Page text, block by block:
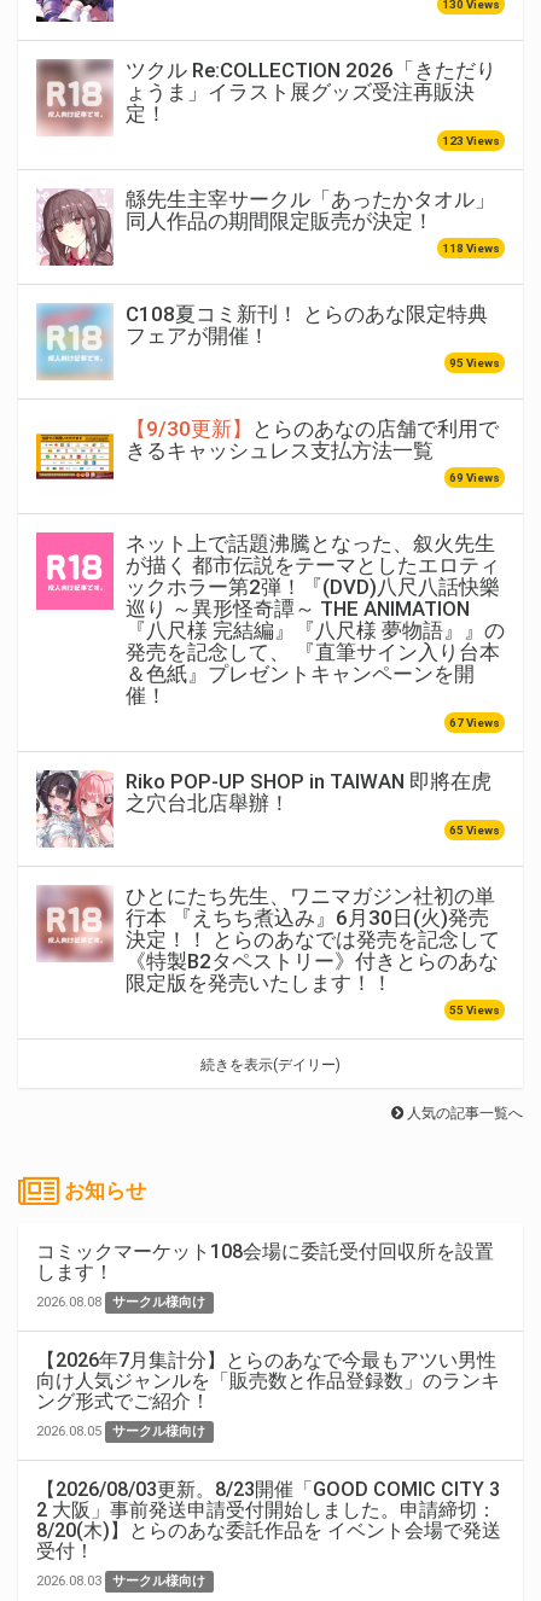
130 Views
ツクル Re:COLLECTION 2026「きただり
ょうま」イラスト展グッズ受注再販決
定！
123 Views
緜先生主宰サークル「あったかタオル」
同人作品の期間限定販売が決定！
118 Views
C108夏コミ新刊！ とらのあな限定特典
フェアが開催！
95 Views
【9/30更新】
とらのあなの店舗で利用で
きるキャッシュレス支払方法一覧
69 Views
ネット上で話題沸騰となった、叙火先生
が描く 都市伝説をテーマとしたエロティ
ックホラー第2弾！『(DVD)八尺八話快樂
巡り ～異形怪奇譚～ THE ANIMATION
『八尺様 完結編』『八尺様 夢物語』』の
発売を記念して、 『直筆サイン入り台本
＆色紙』プレゼントキャンペーンを開
催！
67 Views
Riko POP-UP SHOP in TAIWAN 即將在虎
之穴台北店舉辦！
65 Views
ひとにたち先生、ワニマガジン社初の単
行本 『えちち煮込み』6月30日(火)発売
決定！！ とらのあなでは発売を記念して
《特製B2タペストリー》付きとらのあな
限定版を発売いたします！！
55 Views
続きを表示(デイリー)
人気の記事一覧へ
お知らせ
コミックマーケット108会場に委託受付回収所を設置
します！
2026.08.08 サークル様向け
【2026年7月集計分】とらのあなで今最もアツい男性
向け人気ジャンルを「販売数と作品登録数」のランキ
ング形式でご紹介！
2026.08.05 サークル様向け
【2026/08/03更新。8/23開催「GOOD COMIC CITY 3
2 大阪」事前発送申請受付開始しました。申請締切：
8/20(木)】とらのあな委託作品を イベント会場で発送
受付！
2026.08.03 サークル様向け